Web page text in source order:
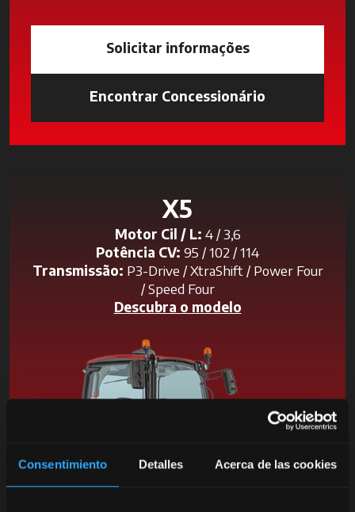
Consentimiento Detalles Acerca de las cookies
Solicitar informações
Encontrar Concessionário
X5
Motor Cil / L: 4 / 3,6
Potência CV: 95 / 102 / 114
Transmissão: P3-Drive / XtraShift / Power Four
/ Speed Four
Descubra o modelo